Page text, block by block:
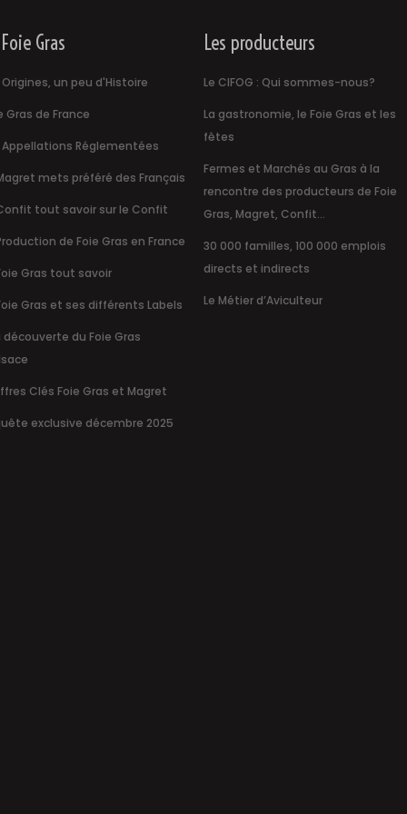
Gras
Origines, un peu d'Histoire
Gras de France
Appellations Réglementées
mets préféré des Français
tout savoir sur le Confit
de Foie Gras en France
Gras tout savoir
Gras et ses différents Labels
découverte du Foie Gras
Clés Foie Gras et Magret
exclusive décembre 2025
Les producteurs
Le CIFOG : Qui sommes-nous?
La gastronomie, le Foie Gras et les
fêtes
Fermes et Marchés au Gras à la
rencontre des producteurs de Foie
Gras, Magret, Confit...
30 000 familles, 100 000 emplois
directs et indirects
Le Métier d’Aviculteur